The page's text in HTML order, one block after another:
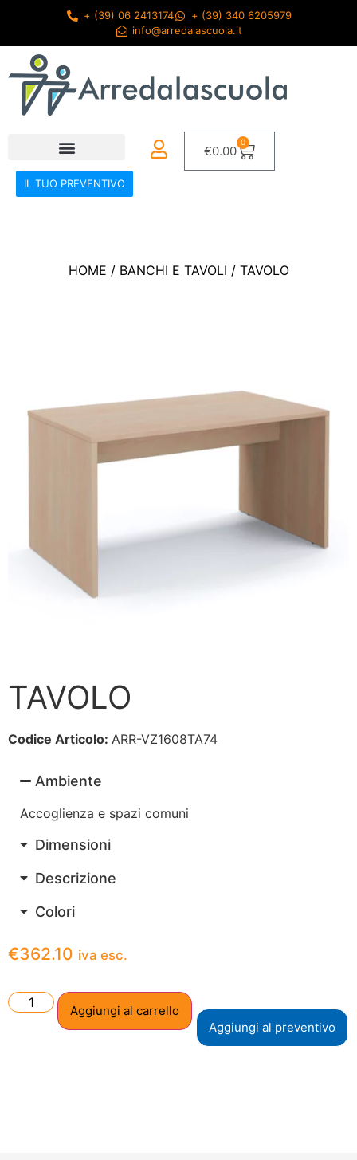
+ (39) 06 2413174
+ (39) 340 6205979
info@arredalascuola.it
€0.00
0
IL TUO PREVENTIVO
HOME / BANCHI E TAVOLI / TAVOLO
TAVOLO
Codice Articolo: ARR-VZ1608TA74
Ambiente
Accoglienza e spazi comuni
Dimensioni
Descrizione
Colori
€362.10 iva esc.
Aggiungi al carrello
Aggiungi al preventivo